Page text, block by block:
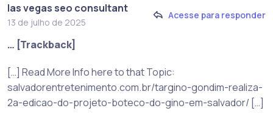
las vegas seo consultant
13 de julho de 2025
Acesse para responder
… [Trackback]
[…] Read More Info here to that Topic:
salvadorentretenimento.com.br/targino-gondim-realiza-
2a-edicao-do-projeto-boteco-do-gino-em-salvador/ […]